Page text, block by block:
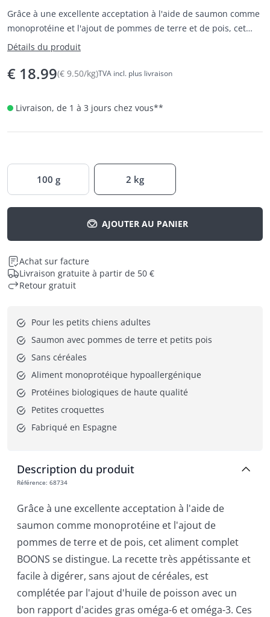
Grâce à une excellente acceptation à l'aide de saumon comme
monoprotéine et l'ajout de pommes de terre et de pois, cet
aliment complet BOONS se distingue.
Détails du produit
€ 18.99(€ 9.50/kg)TVA incl. plus livraison
Livraison, de 1 à 3 jours chez vous**
100 g 2 kg
AJOUTER AU PANIER
Achat sur facture
Livraison gratuite à partir de 50 €
Retour gratuit
Pour les petits chiens adultes
Saumon avec pommes de terre et petits pois
Sans céréales
Aliment monoprotéique hypoallergénique
Protéines biologiques de haute qualité
Petites croquettes
Fabriqué en Espagne
Description du produit
Référence: 68734
Grâce à une excellente acceptation à l'aide de
saumon comme monoprotéine et l'ajout de
pommes de terre et de pois, cet aliment complet
BOONS se distingue. La recette très appétissante et
facile à digérer, sans ajout de céréales, est
complétée par l'ajout d'huile de poisson avec un
bon rapport d'acides gras oméga-6 et oméga-3. Ces